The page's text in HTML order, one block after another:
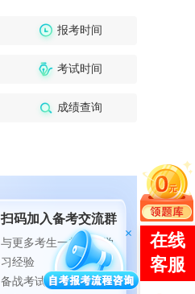
报考时间
考试时间
成绩查询
扫码加入备考交流群
与更多考生一起交流学
习经验
备战考试，获取试题及